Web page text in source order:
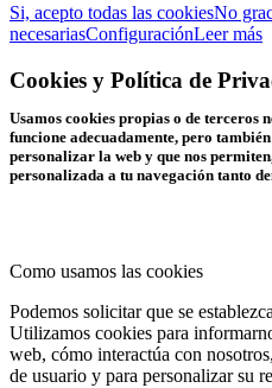
Si, acepto todas las cookiesNo
necesariasConfiguraciónLeer más
Cookies y Política de
Usamos cookies propias o de terceros
funcione adecuadamente, pero
personalizar la web y que nos
personalizada a tu navegación tanto
Como usamos las cookies
Podemos solicitar que se
Utilizamos cookies para
web, cómo interactúa con
de usuario y para personalizar su